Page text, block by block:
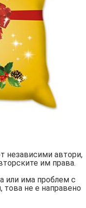
независими автори,
им права.
или има проблем с
това не е направено